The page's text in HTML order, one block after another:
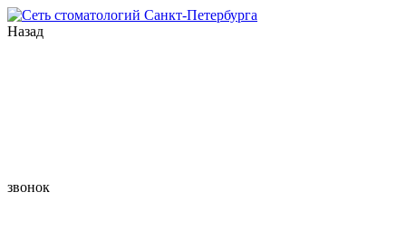
Назад
звонок